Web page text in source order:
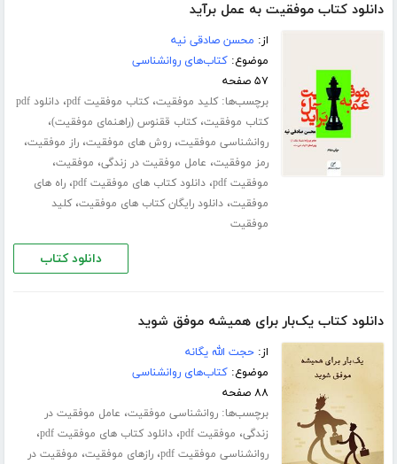
دانلود کتاب موفقیت به عمل برآید
از: محسن صادقی نیه
موضوع:کتاب‌های روانشناسی
۵۷ صفحه
برچسب‌ها:کلید موفقیت،کتاب موفقیت pdf ،
دانلود pdf
کتاب موفقیت،کتاب ققنوس (راهنمای موفقیت)،
روانشناسی موفقیت،روش های موفقیت،راز موفقیت،
رمز موفقیت، عامل موفقیت در زندگی، موفقیت،
موفقیت pdf ،دانلود کتاب های موفقیت pdf ،راه های
موفقیت،دانلود رایگان کتاب های موفقیت،کلید
موفقیت
دانلود کتاب
دانلود کتاب یک‌بار برای همیشه موفق شوید
از:حجت الله یگانه
موضوع:کتاب‌های روانشناسی
۸۸ صفحه
برچسب‌ها:روانشناسی موفقیت، عامل موفقیت در
زندگی، موفقیت pdf ،دانلود کتاب های موفقیت pdf ،
روانشناسی موفقیت pdf ،رازهای موفقیت، موفقیت در